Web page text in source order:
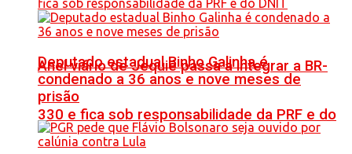
Anel viário de Jequié passa a integrar a BR-
330 e fica sob responsabilidade da PRF e do
Deputado estadual Binho Galinha é
condenado a 36 anos e nove meses de
prisão